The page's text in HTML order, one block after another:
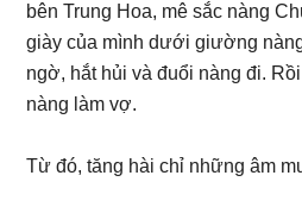
bên Trung Hoa, mê sắc nàng
giày của mình dưới giường
ngờ, hắt hủi và đuổi nàng đi.
nàng làm vợ.
Từ đó, tăng hài chỉ những âm